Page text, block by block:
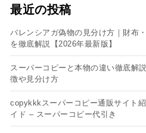
最近の投稿
バレンシアガ偽物の見分け方｜財布
を徹底解説【2026年最新版】
スーパーコピーと本物の違い徹底解
徴や見分け方
copykkkスーパーコピー通販サイト
イド – スーパーコピー代引き